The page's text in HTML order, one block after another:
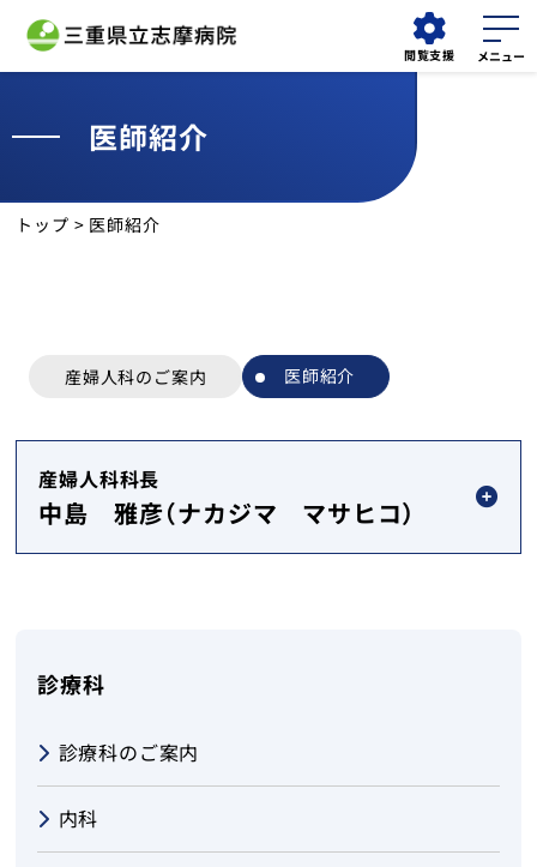
閲覧支援
救急外来
外来
担当医表
診療科
診療部門
入院・面会
採用情報
お知らせ
お問い合わせ
医師紹介
トップ > 医師紹介
産婦人科のご案内 医師紹介
産婦人科科長
中島 雅彦（ナカジマ マサヒコ）
診療科
診療科のご案内
内科